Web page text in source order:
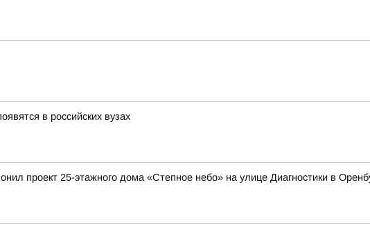
в российских вузах
проект 25-этажного дома «Степное небо» на улице Диагностики в